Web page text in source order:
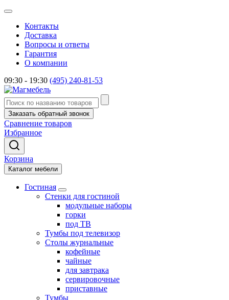
Контакты
Доставка
Вопросы и ответы
Гарантия
О компании
09:30 - 19:30 (495) 240-81-53
Заказать обратный звонок
Сравнение товаров
Избранное
Корзина
Каталог мебели
Гостиная
Стенки для гостиной
модульные наборы
горки
под ТВ
Тумбы под телевизор
Столы журнальные
кофейные
чайные
для завтрака
сервировочные
приставные
Тумбы